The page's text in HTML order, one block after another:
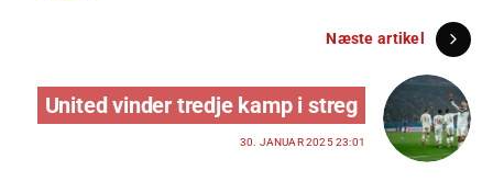
Næste artikel
United vinder tredje kamp i streg
30. JANUAR 2025 23:01